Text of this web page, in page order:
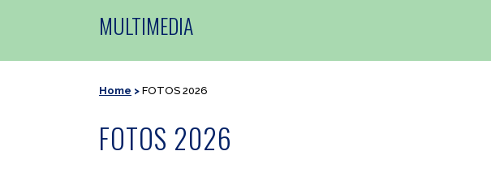
MULTIMEDIA
Home > FOTOS 2026
FOTOS 2026